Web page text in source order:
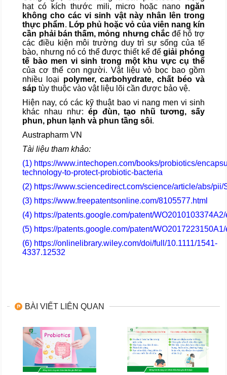
hạt có kích thước mili, micro hoặc nano ngăn
không cho các vi sinh vật này nhân lên trong
thực phẩm. Lớp phủ hoặc vỏ của viên nang kín
cần phải bán thấm, mỏng nhưng chắcđể hỗ trợ
các điều kiện môi trường duy trì sự sống của tế
bào, nhưng nó có thể được thiết kế đểgiải phóng
tế bào men vi sinh trong một khu vực cụ thể
của cơ thể con người. Vật liệu vỏ bọc bao gồm
nhiều loại polymer, carbohydrate, chất béo và
sáptùy thuộc vào vật liệu lõi cần được bảo vệ.
Hiện nay, có các kỹ thuật bao vi nang men vi sinh
khác nhau như: ép đùn, tạo nhũ tương, sấy
phun, phun lạnh và phun tầng sôi.
Austrapharm VN
Tài liệu tham khảo:
(1) https://www.intechopen.com/books/probiotics/
technology-to-protect-probiotic-bacteria
(2) https://www.sciencedirect.com/science/article/abs/
(3) https://www.freepatentsonline.com/8105577.html
(4) https://patents.google.com/patent/
(5) https://patents.google.com/patent/
(6) https://onlinelibrary.wiley.com/doi/full/10.1111/1541-
4337.12532
BÀI VIẾT LIÊN QUAN